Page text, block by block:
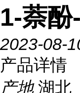
1-萘
2023-08-
产品详情
产地 湖北